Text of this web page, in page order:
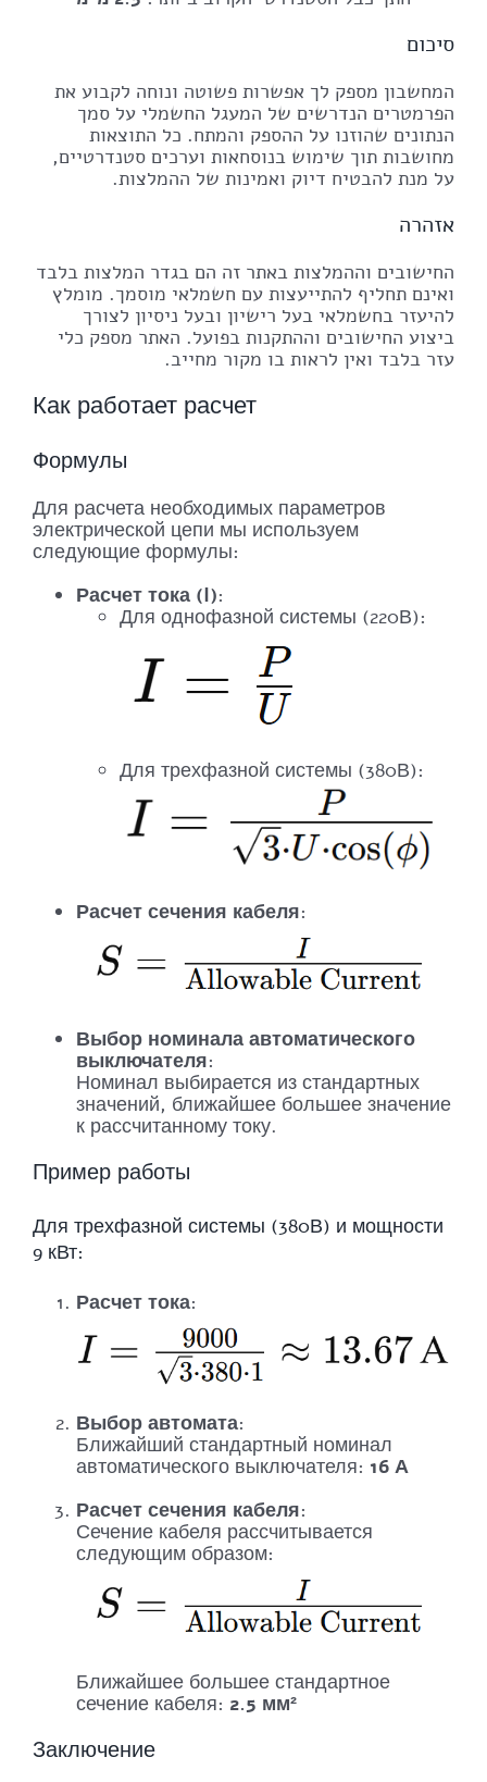
סיכום
המחשבון מספק לך אפשרות פשוטה ונוחה לקבוע את
הפרמטרים הנדרשים של המעגל החשמלי על סמך
הנתונים שהוזנו על ההספק והמתח. כל התוצאות
מחושבות תוך שימוש בנוסחאות וערכים סטנדרטיים,
על מנת להבטיח דיוק ואמינות של ההמלצות.
אזהרה
החישובים וההמלצות באתר זה הם בגדר המלצות בלבד
ואינם תחליף להתייעצות עם חשמלאי מוסמך. מומלץ
להיעזר בחשמלאי בעל רישיון ובעל ניסיון לצורך
ביצוע החישובים וההתקנות בפועל. האתר מספק כלי
עזר בלבד ואין לראות בו מקור מחייב.
Как работает расчет
Формулы
Для расчета необходимых параметров
электрической цепи мы используем
следующие формулы:
Расчет тока (I):
Для однофазной системы (220В):
Для трехфазной системы (380В):
Расчет сечения кабеля:
Выбор номинала автоматического
выключателя:
Номинал выбирается из стандартных
значений, ближайшее большее значение
к рассчитанному току.
Пример работы
Для трехфазной системы (380В) и мощности
9 кВт:
Расчет тока:
Выбор автомата:
Ближайший стандартный номинал
автоматического выключателя: 16 А
Расчет сечения кабеля:
Сечение кабеля рассчитывается
следующим образом:
Ближайшее большее стандартное
сечение кабеля: 2.5 мм²
Заключение